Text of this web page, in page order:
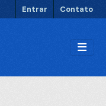
Entrar Contato